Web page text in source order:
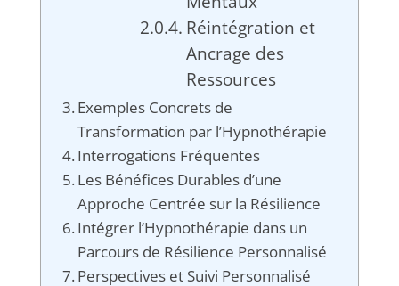
Réintégration et
Ancrage des
Ressources
Exemples Concrets de
Transformation par l’Hypnothérapie
Interrogations Fréquentes
Les Bénéfices Durables d’une
Approche Centrée sur la Résilience
Intégrer l’Hypnothérapie dans un
Parcours de Résilience Personnalisé
Perspectives et Suivi Personnalisé